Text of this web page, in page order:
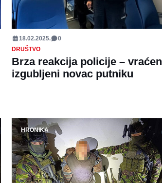
18.02.2025.
0
DRUŠTVO
Brza reakcija policije – vraćen
izgubljeni novac putniku
HRONIKA